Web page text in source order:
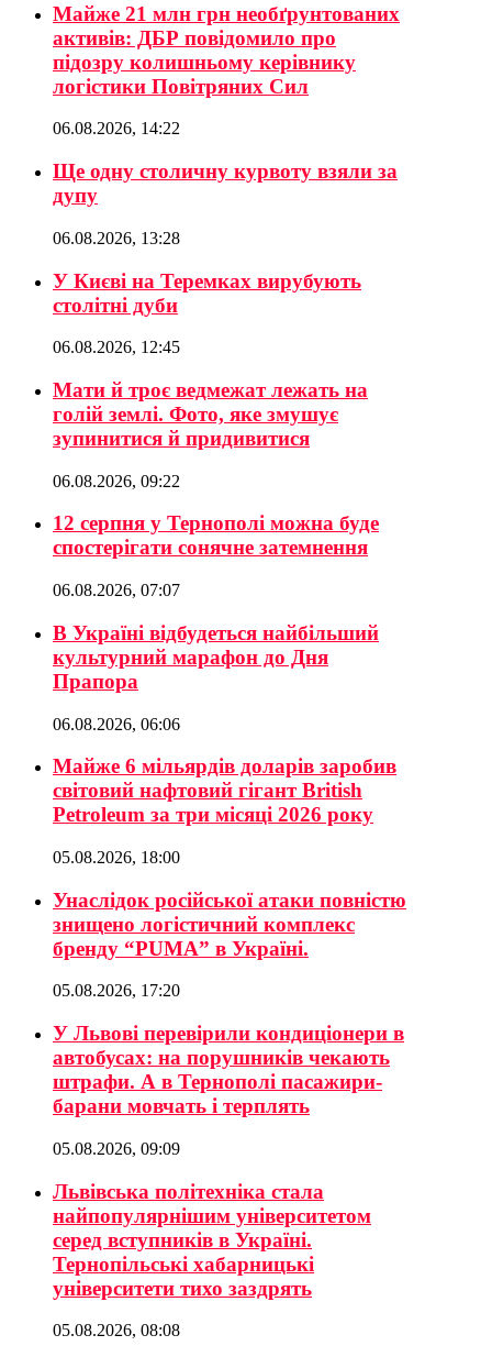
Майже 21 млн грн необґрунтованих
активів: ДБР повідомило про
підозру колишньому керівнику
логістики Повітряних Сил
06.08.2026, 14:22
Ще одну столичну курвоту взяли за
дупу
06.08.2026, 13:28
У Києві на Теремках вирубують
столітні дуби
06.08.2026, 12:45
Мати й троє ведмежат лежать на
голій землі. Фото, яке змушує
зупинитися й придивитися
06.08.2026, 09:22
12 серпня у Тернополі можна буде
спостерігати сонячне затемнення
06.08.2026, 07:07
В Україні відбудеться найбільший
культурний марафон до Дня
Прапора
06.08.2026, 06:06
Майже 6 мільярдів доларів заробив
світовий нафтовий гігант British
Petroleum за три місяці 2026 року
05.08.2026, 18:00
Унаслідок російської атаки повністю
знищено логістичний комплекс
бренду “PUMA” в Україні.
05.08.2026, 17:20
У Львові перевірили кондиціонери в
автобусах: на порушників чекають
штрафи. А в Тернополі пасажири-
барани мовчать і терплять
05.08.2026, 09:09
Львівська політехніка стала
найпопулярнішим університетом
серед вступників в Україні.
Тернопільські хабарницькі
університети тихо заздрять
05.08.2026, 08:08